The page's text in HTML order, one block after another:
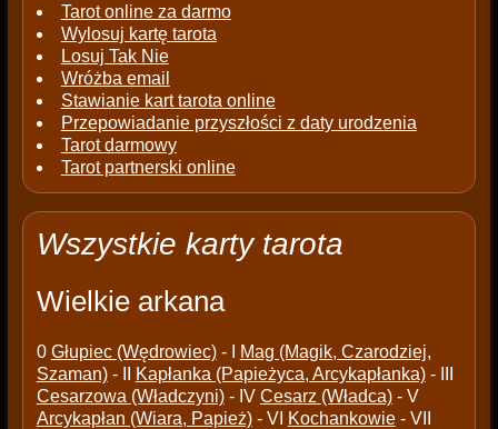
Tarot online za darmo
Wylosuj kartę tarota
Losuj Tak Nie
Wróżba email
Stawianie kart tarota online
Przepowiadanie przyszłości z daty urodzenia
Tarot darmowy
Tarot partnerski online
Wszystkie karty tarota
Wielkie arkana
0 Głupiec (Wędrowiec)- I
Mag (Magik, Czarodziej,
Szaman)- II Kapłanka (Papieżyca, Arcykapłanka)- III
Cesarzowa (Władczyni)- IV Cesarz (Władca)- V
Arcykapłan (Wiara, Papież)- VI Kochankowie- VII